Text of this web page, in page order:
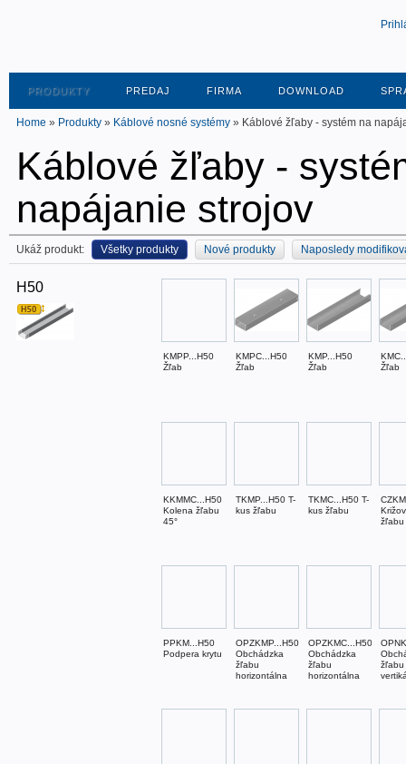
PRODUKTY PREDAJ FIRMA DOWNLOAD
Home » Produkty » Káblové nosné systémy » Káblové žľaby - systém na
Káblové žľaby -
napájanie strojov
Ukáž produkt: Všetky produkty Nové produkty Naposledy
H50
KMPP...H50
Žľab
KMPC...H50
Žľab
KMP...H50
Žľab
Žľab
KKMMC...H50
Kolena žľabu
45°
TKMP...H50 T-
kus žľabu
TKMC...H50 T-
kus žľabu
žľabu
PPKM...H50
Podpera krytu
OPZKMP...H50
Obchádzka
žľabu
horizontálna
OPZKMC...H50
Obchádzka
žľabu
horizontálna
žľabu